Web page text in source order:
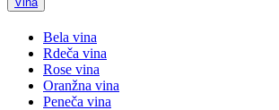
Bela vina
Rdeča vina
Rose vina
Oranžna vina
Peneča vina